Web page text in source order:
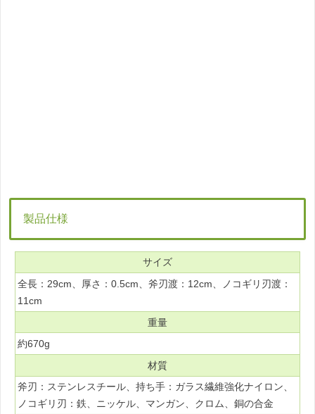
製品仕様
サイズ
全長：29cm、厚さ：0.5cm、斧刃渡：12cm、ノコギリ刃渡：
11cm
重量
約670g
材質
斧刃：ステンレスチール、持ち手：ガラス繊維強化ナイロン、
ノコギリ刃：鉄、ニッケル、マンガン、クロム、銅の合金